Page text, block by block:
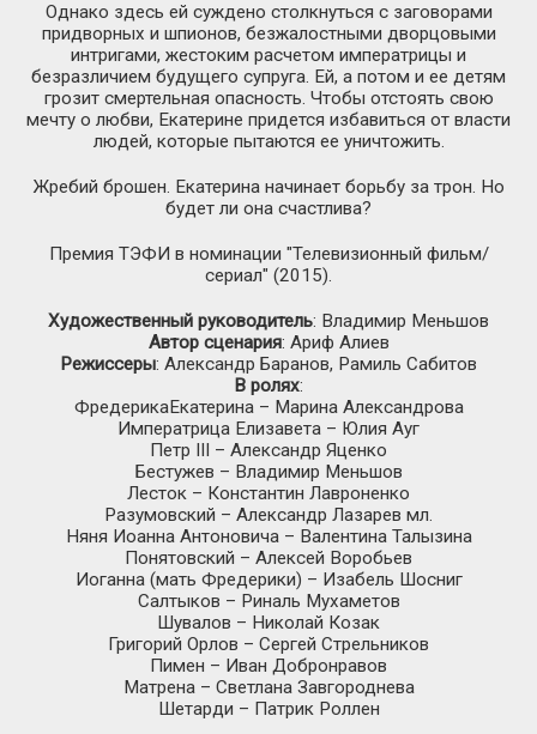
Однако здесь ей суждено столкнуться с заговорами
придворных и шпионов, безжалостными дворцовыми
интригами, жестоким расчетом императрицы и
безразличием будущего супруга. Ей, а потом и ее детям
грозит смертельная опасность. Чтобы отстоять свою
мечту о любви, Екатерине придется избавиться от власти
людей, которые пытаются ее уничтожить.
Жребий брошен. Екатерина начинает борьбу за трон. Но
будет ли она счастлива?
Премия ТЭФИ в номинации "Телевизионный фильм/
сериал" (2015).
Художественный руководитель: Владимир Меньшов
Автор сценария: Ариф Алиев
Режиссеры: Александр Баранов, Рамиль Сабитов
В ролях:
ФредерикаЕкатерина – Марина Александрова
Императрица Елизавета – Юлия Ауг
Петр III – Александр Яценко
Бестужев – Владимир Меньшов
Лесток – Константин Лавроненко
Разумовский – Александр Лазарев мл.
Няня Иоанна Антоновича – Валентина Талызина
Понятовский – Алексей Воробьев
Иоганна (мать Фредерики) – Изабель Шосниг
Салтыков – Риналь Мухаметов
Шувалов – Николай Козак
Григорий Орлов – Сергей Стрельников
Пимен – Иван Добронравов
Матрена – Светлана Завгороднева
Шетарди – Патрик Роллен